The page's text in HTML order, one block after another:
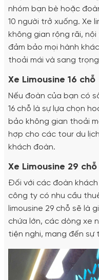
nhóm bạn bè hoặc
10 người trở xuống. Xe
không gian rộng rãi,
đảm bảo mọi hành
thoải mái và sang
Xe Limousine 16 chỗ
Nếu đoàn của bạn có
16 chỗ là sự lựa chọn
bảo không gian thoải
hợp cho các tour du
khách đoàn.
Xe Limousine 29 chỗ
Đối với các đoàn khách
công ty có nhu cầu
limousine 29 chỗ sẽ là
chứa lớn, các dòng xe
tiện nghi, mang đến sự